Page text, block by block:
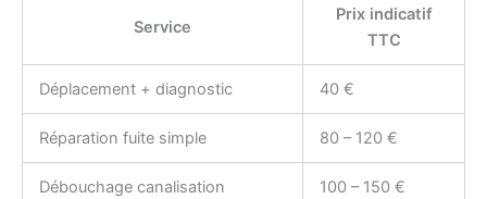
Service
Prix indicatif
TTC
Déplacement + diagnostic 40 €
Réparation fuite simple 80 – 120 €
Débouchage canalisation 100 – 150 €